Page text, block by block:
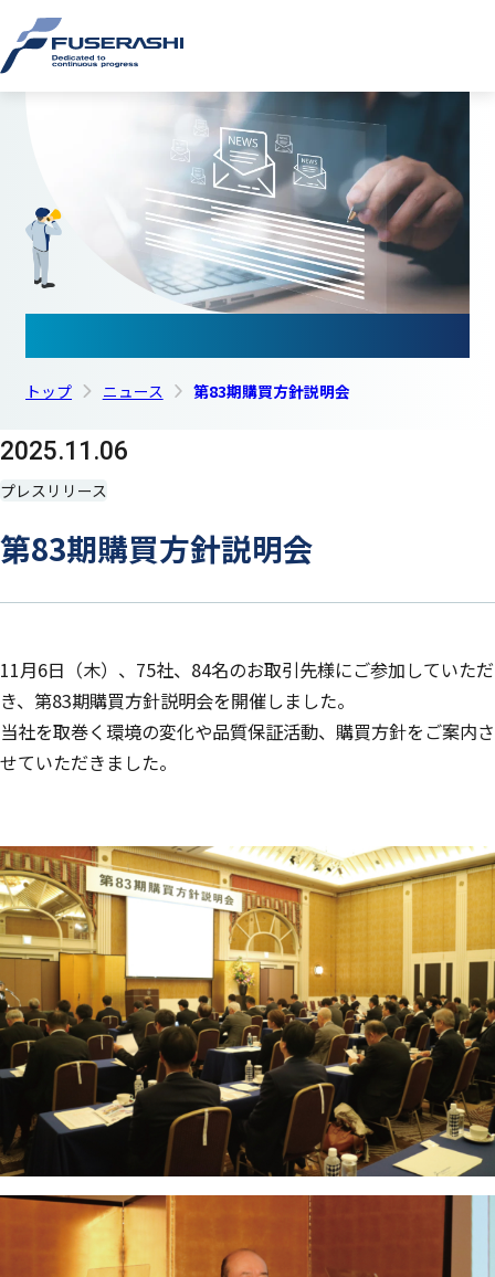
トップ ニュース 第83期購買方針説明会
2025.11.06
プレスリリース
第83期購買方針説明会
11月6日（木）、75社、84名のお取引先様にご参加していただ
き、第83期購買方針説明会を開催しました。
当社を取巻く環境の変化や品質保証活動、購買方針をご案内さ
せていただきました。